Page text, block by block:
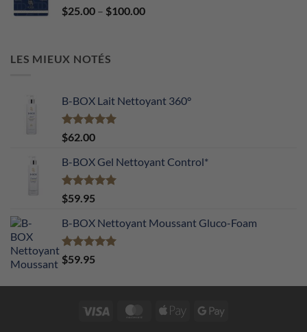
$25.00 – $100.00Price
LES MIEUX NOTÉS
B-BOX Lait Nettoyant 360°
Note5.00
sur 5
$62.00
B-BOX Gel Nettoyant Control*
Note5.00
sur 5
$59.95
B-BOX Nettoyant Moussant Gluco-Foam
Note5.00
sur 5
$59.95
Visa MasterCardApple
Google